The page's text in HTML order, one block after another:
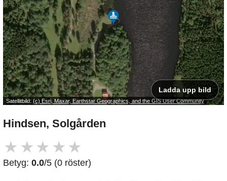
Satellitbild: (c) Esri, Maxar, Earthstar Geographics, and the GIS User Community
Ladda upp bild
Hindsen, Solgården
★ ★ ★ ★ ★
Betyg: 0.0/5 (0 röster)